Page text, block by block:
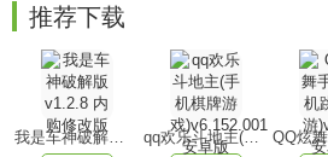
想象力以及敏锐的分析能力。
游戏优势
1、游戏内包含各式各样的关卡及挑
程中感受到无尽的乐趣与激情。
推荐下载
我是车神破解版v1.2.8 内购修改版 qq欢乐斗地主(手机棋牌游戏)v6.152.001安卓版